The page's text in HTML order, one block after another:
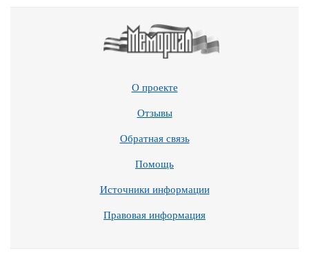
О проекте
Отзывы
Обратная связь
Помощь
Источники информации
Правовая информация